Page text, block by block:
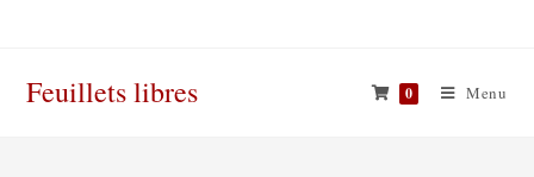
Feuillets libres 0 Menu